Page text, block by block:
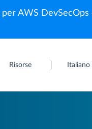
per AWS DevSecOps
Risorse Italiano